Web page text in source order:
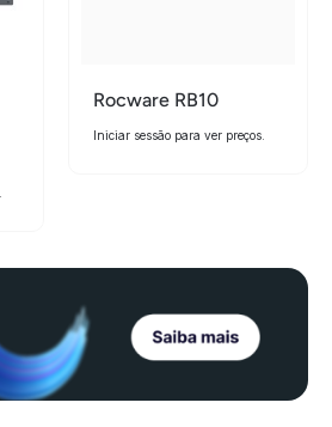
Rocware RB10
Iniciar sessão para ver preços.